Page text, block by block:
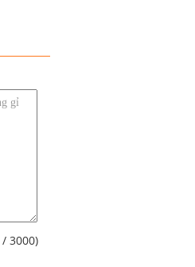
/ 3000)